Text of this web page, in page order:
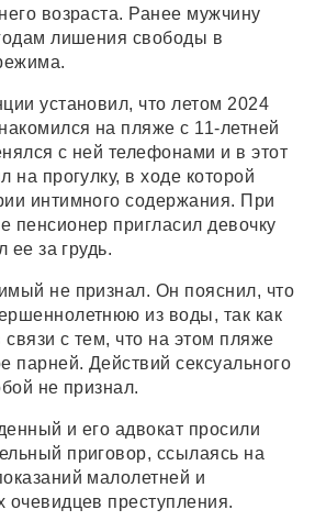
возраста. Ранее мужчину
лишения свободы в
установил, что летом 2024
на пляже с 11-летней
с ней телефонами и в этот
на прогулку, в ходе которой
интимного содержания. При
пенсионер пригласил девочку
ее за грудь.
не признал. Он пояснил, что
из воды, так как
связи с тем, что на этом пляже
парней. Действий сексуального
не признал.
и его адвокат просили
приговор, ссылаясь на
малолетней и
очевидцев преступления.